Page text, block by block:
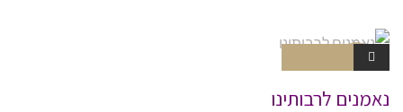
נאמנים לרבותינו